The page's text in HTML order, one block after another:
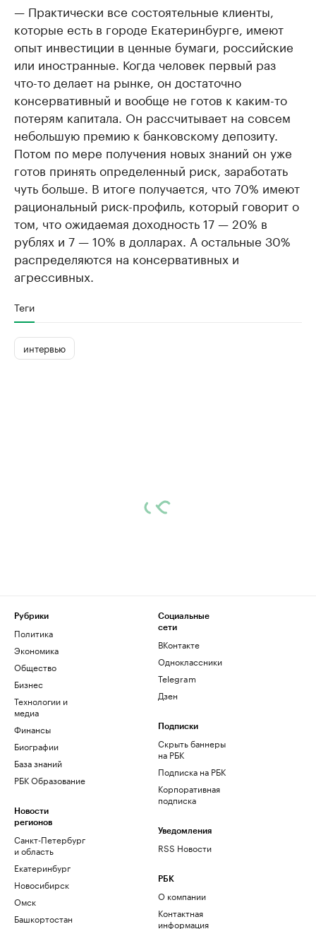
— Практически все состоятельные клиенты,
которые есть в городе Екатеринбурге, имеют
опыт инвестиции в ценные бумаги, российские
или иностранные. Когда человек первый раз
что-то делает на рынке, он достаточно
консервативный и вообще не готов к каким-то
потерям капитала. Он рассчитывает на совсем
небольшую премию к банковскому депозиту.
Потом по мере получения новых знаний он уже
готов принять определенный риск, заработать
чуть больше. В итоге получается, что 70% имеют
рациональный риск-профиль, который говорит о
том, что ожидаемая доходность 17 — 20% в
рублях и 7 — 10% в долларах. А остальные 30%
распределяются на консервативных и
агрессивных.
Теги
интервью
Рубрики
Политика
Экономика
Общество
Бизнес
Технологии и
медиа
Финансы
Биографии
База знаний
РБК Образование
Новости
регионов
Санкт-Петербург
и область
Екатеринбург
Новосибирск
Омск
Башкортостан
Социальные
сети
ВКонтакте
Одноклассники
Telegram
Дзен
Подписки
Скрыть баннеры
на РБК
Подписка на РБК
Корпоративная
подписка
Уведомления
RSS Новости
РБК
О компании
Контактная
информация